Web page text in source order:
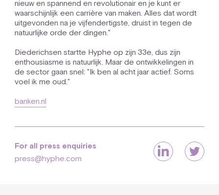
nieuw en spannend en revolutionair en je kunt er
waarschijnlijk een carrière van maken. Alles dat wordt
uitgevonden na je vijfendertigste, druist in tegen de
natuurlijke orde der dingen."
Diederichsen startte Hyphe op zijn 33e, dus zijn
enthousiasme is natuurlijk. Maar de ontwikkelingen in
de sector gaan snel: "Ik ben al acht jaar actief. Soms
voel ik me oud."
banken.nl
For all press enquiries
press@hyphe.com